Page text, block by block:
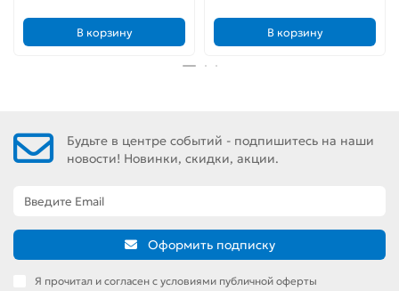
В корзину В корзину
Будьте в центре событий - подпишитесь на наши
новости! Новинки, скидки, акции.
Оформить подписку
Я прочитал и согласен с условиями публичной оферты